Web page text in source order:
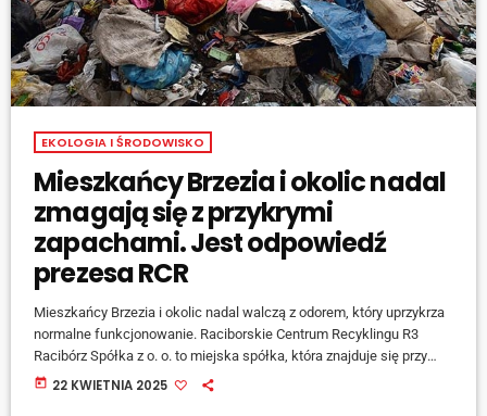
EKOLOGIA I ŚRODOWISKO
Mieszkańcy Brzezia i okolic nadal
zmagają się z przykrymi
zapachami. Jest odpowiedź
prezesa RCR
Mieszkańcy Brzezia i okolic nadal walczą z odorem, który uprzykrza
normalne funkcjonowanie. Raciborskie Centrum Recyklingu R3
Racibórz Spółka z o. o. to miejska spółka, która znajduje się przy
ulicy Rybnickiej 125 w Raciborzu, której zadaniem jest przetwarzanie
today 22 KWIETNIA 2025